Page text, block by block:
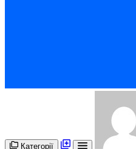
Категорії